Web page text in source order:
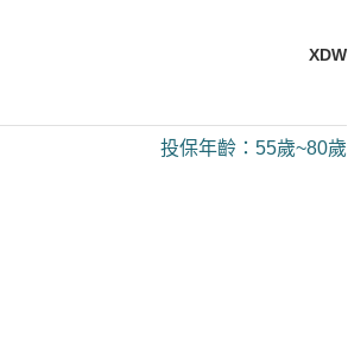
XDW
投保年齡：55歲~80歲